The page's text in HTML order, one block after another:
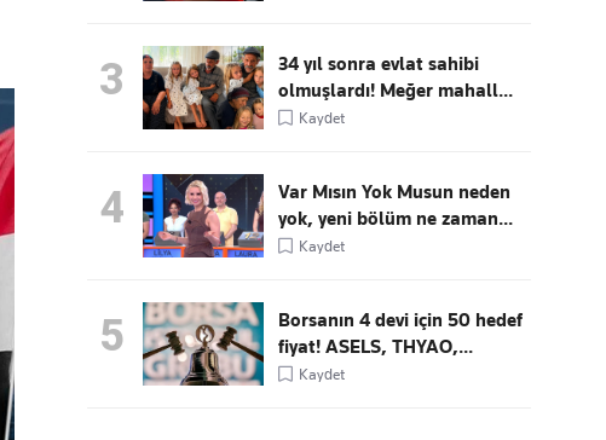
3
34 yıl sonra evlat sahibi
olmuşlardı! Meğer mahall...
Kaydet
4
Var Mısın Yok Musun neden
yok, yeni bölüm ne zaman...
Kaydet
5
Borsanın 4 devi için 50 hedef
fiyat! ASELS, THYAO,...
Kaydet